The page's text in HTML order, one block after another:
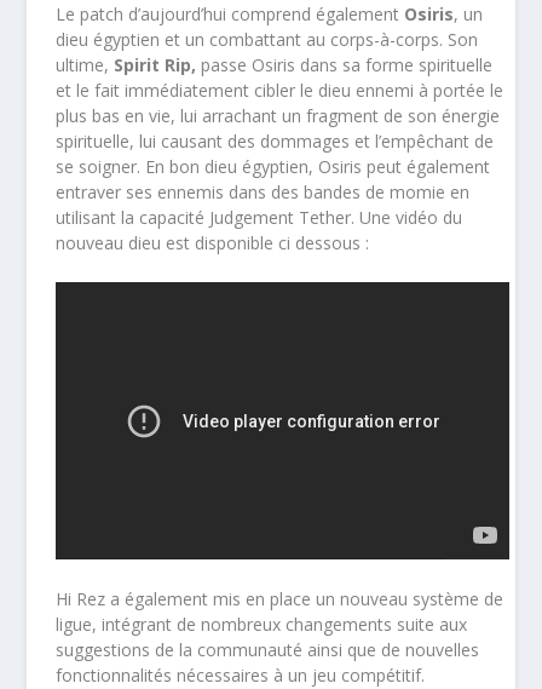
Le patch d’aujourd’hui comprend également Osiris, un
dieu égyptien et un combattant au corps-à-corps. Son
ultime, Spirit Rip, passe Osiris dans sa forme spirituelle
et le fait immédiatement cibler le dieu ennemi à portée le
plus bas en vie, lui arrachant un fragment de son énergie
spirituelle, lui causant des dommages et l’empêchant de
se soigner. En bon dieu égyptien, Osiris peut également
entraver ses ennemis dans des bandes de momie en
utilisant la capacité Judgement Tether. Une vidéo du
nouveau dieu est disponible ci dessous :
Hi Rez a également mis en place un nouveau système de
ligue, intégrant de nombreux changements suite aux
suggestions de la communauté ainsi que de nouvelles
fonctionnalités nécessaires à un jeu compétitif.